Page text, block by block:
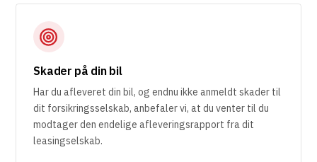
Skader på din bil
Har du afleveret din bil, og endnu ikke anmeldt skader til
dit forsikringsselskab, anbefaler vi, at du venter til du
modtager den endelige afleveringsrapport fra dit
leasingselskab.